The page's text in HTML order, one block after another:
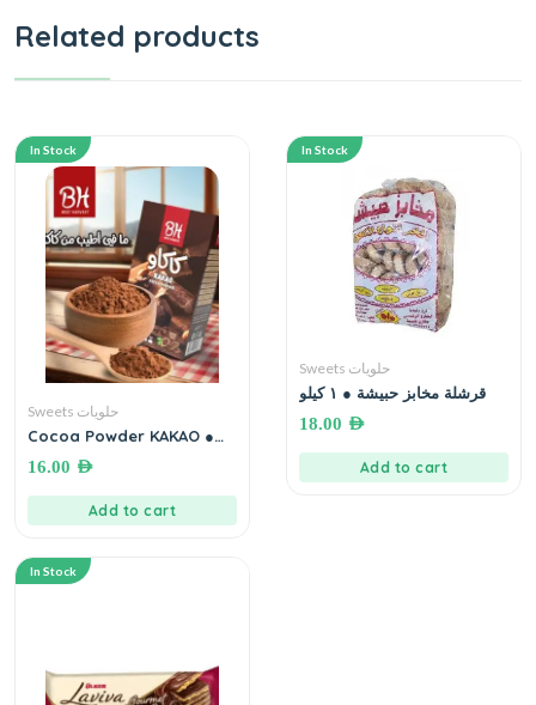
Related products
In Stock
Sweets حلويات
Cocoa Powder KAKAO ●
16.00 AED
Add to cart
In Stock
Sweets حلويات
قرشلة مخابز حبيشة ● ١ كيلو
18.00 AED
Add to cart
In Stock